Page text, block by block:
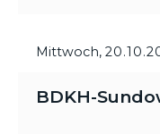
Mittwoch,
BDKH-